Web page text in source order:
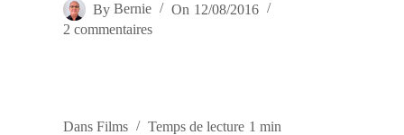
By Bernie On 12/08/2016
2 commentaires
Dans Films Temps de lecture 1 min